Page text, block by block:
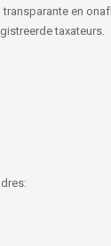
en
taxateurs.